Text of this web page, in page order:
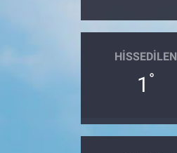
HISSEDILEN
1 °
Gündem Özel